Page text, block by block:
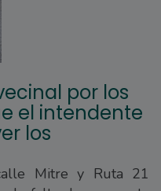
por los
el intendente
los
Mitre y Ruta 21